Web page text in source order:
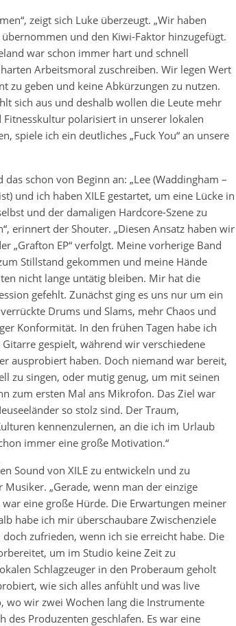
zeigt sich Luke überzeugt. „Wir haben
und den Kiwi-Faktor hinzugefügt.
war schon immer hart und schnell
Arbeitsmoral zuschreiben. Wir legen Wert
zu geben und keine Abkürzungen zu nutzen.
sich aus und deshalb wollen die Leute mehr
polarisiert in unserer lokalen
spiele ich ein deutliches „Fuck You“ an unsere
das schon von Beginn an: „Lee (Waddingham –
und ich haben XILE gestartet, um eine Lücke in
und der damaligen Hardcore-Szene zu
erinnert der Shouter. „Diesen Ansatz haben wir
„Grafton EP“ verfolgt. Meine vorherige Band
Stillstand gekommen und meine Hände
nicht lange untätig bleiben. Mir hat die
gefehlt. Zunächst ging es uns nur um ein
Drums und Slams, mehr Chaos und
Konformität. In den frühen Tagen habe ich
Gitarre gespielt, während wir verschiedene
ausprobiert haben. Doch niemand war bereit,
zu singen, oder mutig genug, um mit seinen
zum ersten Mal ans Mikrofon. Das Ziel war
so stolz sind. Der Traum,
kennenzulernen, an die ich im Urlaub
immer eine große Motivation.“
Sound von XILE zu entwickeln und zu
Musiker. „Gerade, wenn man der einzige
eine große Hürde. Die Erwartungen meiner
habe ich mir überschaubare Zwischenziele
zufrieden, wenn ich sie erreicht habe. Die
um im Studio keine Zeit zu
Schlagzeuger in den Proberaum geholt
wie sich alles anfühlt und was live
wo wir zwei Wochen lang die Instrumente
des Produzenten geschlafen. Es war eine